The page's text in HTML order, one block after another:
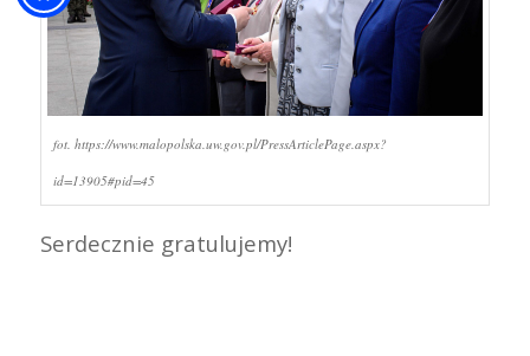
fot. https://www.malopolska.uw.gov.pl/PressArticlePage.aspx?
id=13905#pid=45
Serdecznie gratulujemy!